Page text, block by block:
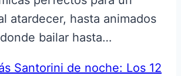
atardecer, hasta animados
bailar hasta…
Santorini de noche: Los 12